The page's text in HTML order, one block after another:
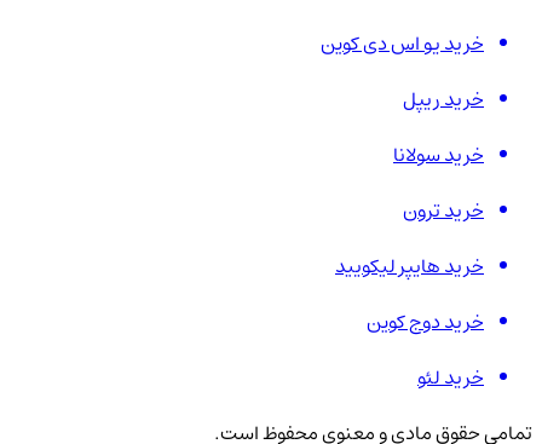
خرید یو اس دی کوین
خرید ریپل
خرید سولانا
خرید ترون
خرید هایپر لیکویید
خرید دوج کوین
خرید لئو
تمامی حقوق مادی و معنوی محفوظ است.